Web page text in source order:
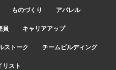
ものづくり アパレル
員 キャリアアップ
ストーク チームビルディング
リスト